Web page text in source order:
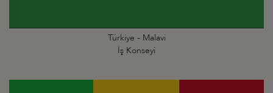
Türkiye - Malavi
İş Konseyi